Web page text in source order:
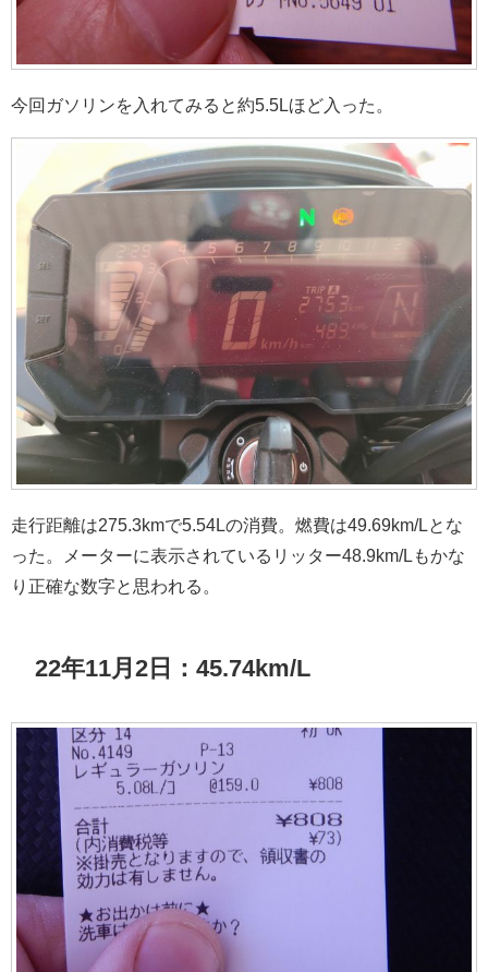
今回ガソリンを入れてみると約5.5Lほど入った。
走行距離は275.3kmで5.54Lの消費。燃費は49.69km/Lとな
った。メーターに表示されているリッター48.9km/Lもかな
り正確な数字と思われる。
22年11月2日：45.74km/L